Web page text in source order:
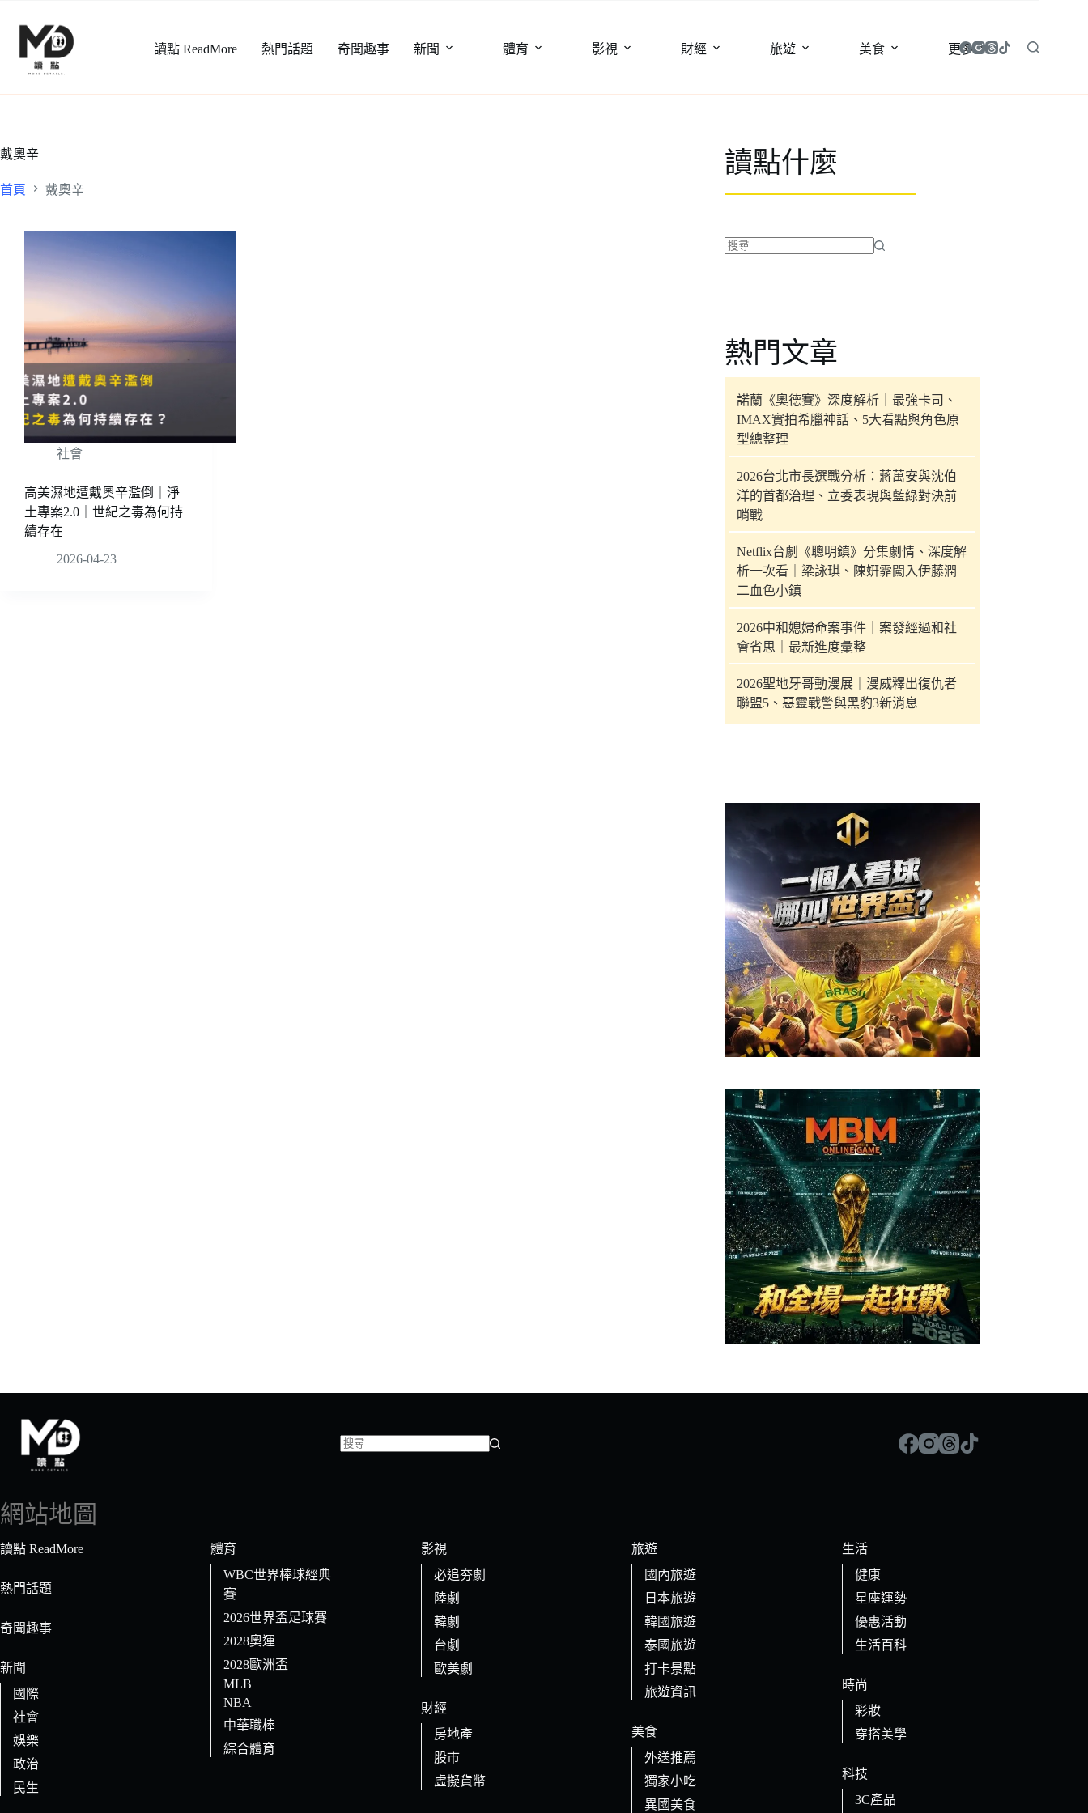
讀點 ReadMore 熱門話題 奇聞趣事 新聞 體育 影視 財經 旅遊 美食 更多
戴奧辛
首頁 戴奧辛
社會
高美濕地遭戴奧辛濫倒｜淨
土專案2.0｜世紀之毒為何持
續存在
2026-04-23
讀點什麼
合
條
件
的
結
熱門文章
諾蘭《奧德賽》深度解析｜最強卡司、
IMAX實拍希臘神話、5大看點與角色原
型總整理
2026台北市長選戰分析：蔣萬安與沈伯
洋的首都治理、立委表現與藍綠對決前
哨戰
Netflix台劇《聰明鎮》分集劇情、深度解
析一次看｜梁詠琪、陳姸霏闖入伊藤潤
二血色小鎮
2026中和媳婦命案事件｜案發經過和社
會省思｜最新進度彙整
2026聖地牙哥動漫展｜漫威釋出復仇者
聯盟5、惡靈戰警與黑豹3新消息
網站地圖
讀點 ReadMore
熱門話題
奇聞趣事
新聞
國際
社會
娛樂
政治
民生
體育
WBC世界棒球經典
賽
2026世界盃足球賽
2028奧運
2028歐洲盃
MLB
NBA
中華職棒
綜合體育
影視
必追夯劇
陸劇
韓劇
台劇
歐美劇
財經
房地產
股市
虛擬貨幣
旅遊
國內旅遊
日本旅遊
韓國旅遊
泰國旅遊
打卡景點
旅遊資訊
美食
外送推薦
獨家小吃
異國美食
生活
健康
星座運勢
優惠活動
生活百科
時尚
彩妝
穿搭美學
科技
3C產品